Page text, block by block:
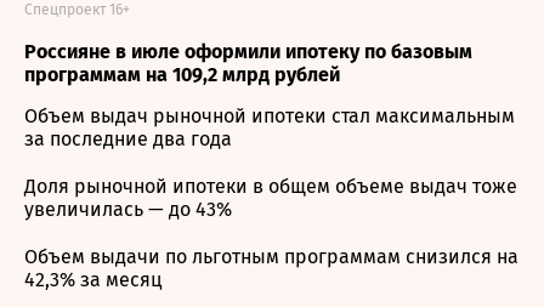
Россияне в июле оформили ипотеку по базовым
программам на 109,2 млрд рублей
Спецпроект 16+
Объем выдач рыночной ипотеки стал максимальным
за последние два года
Доля рыночной ипотеки в общем объеме выдач тоже
увеличилась — до 43%
Объем выдачи по льготным программам снизился на
42,3% за месяц